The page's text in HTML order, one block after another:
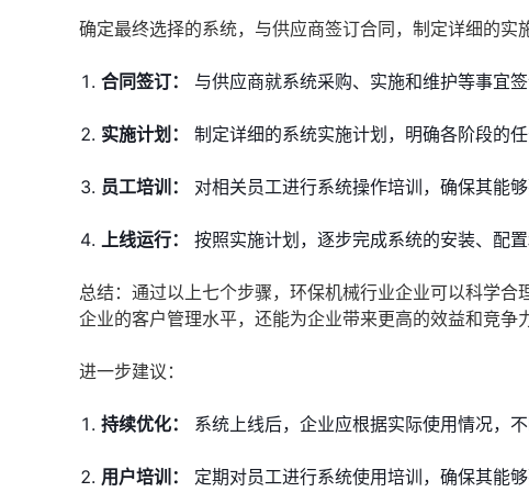
确定最终选择的系统，与供应商签订合同，制定详细的实
合同签订： 与供应商就系统采购、实施和维护等事宜签
实施计划： 制定详细的系统实施计划，明确各阶段的任
员工培训： 对相关员工进行系统操作培训，确保其能够
上线运行： 按照实施计划，逐步完成系统的安装、配置
总结：通过以上七个步骤，环保机械行业企业可以科学
企业的客户管理水平，还能为企业带来更高的效益和竞争
进一步建议：
持续优化： 系统上线后，企业应根据实际使用情况，
用户培训： 定期对员工进行系统使用培训，确保其能够